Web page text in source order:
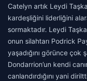
Catelyn artık Leydi
kardeşliğini liderliğini
sormaktadır. Leydi
onun silahtarı Podrick
yaşadığını görünce çok
Dondarrion’un kendi
canlandırdığını yani